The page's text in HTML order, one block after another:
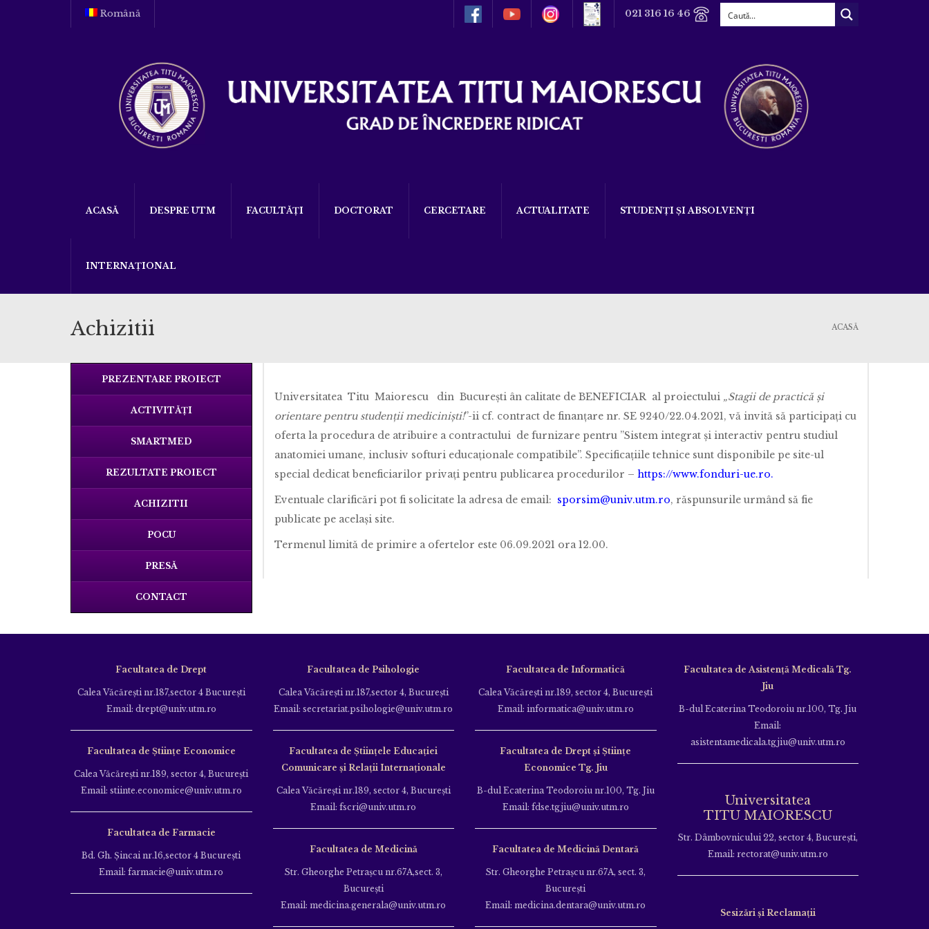
Română 021 316 16 46
ACASĂ DESPRE UTM FACULTĂȚI DOCTORAT CERCETARE ACTUALITATE STUDENȚI ȘI ABSOLVENȚI
INTERNAȚIONAL
Achizitii ACASĂ
PREZENTARE PROIECT
ACTIVITĂȚI
SMARTMED
REZULTATE PROIECT
ACHIZITII
POCU
PRESĂ
CONTACT
Universitatea Titu Maiorescu din București ân calitate de BENEFICIAR al proiectului „Stagii de practică și
orientare pentru studenții mediciniști!”-ii cf. contract de finanțare nr. SE 9240/22.04.2021, vă invită să participați cu
oferta la procedura de atribuire a contractului de furnizare pentru ”Sistem integrat și interactiv pentru studiul
anatomiei umane, inclusiv softuri educaționale compatibile”. Specificațiile tehnice sunt disponibile pe site-ul
special dedicat beneficiarilor privați pentru publicarea procedurilor – https://www.fonduri-ue.ro.
Eventuale clarificări pot fi solicitate la adresa de email: sporsim@univ.utm.ro, răspunsurile urmând să fie
publicate pe același site.
Termenul limită de primire a ofertelor este 06.09.2021 ora 12.00.
Facultatea de Drept
Calea Văcăreşti nr.187,sector 4 Bucureşti
Email: drept@univ.utm.ro
Facultatea de Științe Economice
Calea Văcăreşti nr.189, sector 4, Bucureşti
Email: stiinte.economice@univ.utm.ro
Facultatea de Farmacie
Bd. Gh. Şincai nr.16,sector 4 Bucureşti
Email: farmacie@univ.utm.ro
Facultatea de Psihologie
Calea Văcăreşti nr.187,sector 4, Bucureşti
Email: secretariat.psihologie@univ.utm.ro
Facultatea de Ştiinţele Educației
Comunicare și Relații Internaționale
Calea Văcăreşti nr.189, sector 4, Bucureşti
Email: fscri@univ.utm.ro
Facultatea de Medicină
Str. Gheorghe Petraşcu nr.67A,sect. 3,
Bucureşti
Email: medicina.generala@univ.utm.ro
Facultatea de Informatică
Calea Văcăreşti nr.189, sector 4, Bucureşti
Email: informatica@univ.utm.ro
Facultatea de Drept și Științe
Economice Tg. Jiu
B-dul Ecaterina Teodoroiu nr.100, Tg. Jiu
Email: fdse.tgjiu@univ.utm.ro
Facultatea de Medicină Dentară
Str. Gheorghe Petraşcu nr.67A, sect. 3,
Bucureşti
Email: medicina.dentara@univ.utm.ro
Facultatea de Asistență Medicală Tg.
Jiu
B-dul Ecaterina Teodoroiu nr.100, Tg. Jiu
Email:
asistentamedicala.tgjiu@univ.utm.ro
Universitatea
TITU MAIORESCU
Str. Dâmbovnicului 22, sector 4, București,
Email: rectorat@univ.utm.ro
Sesizări și Reclamații